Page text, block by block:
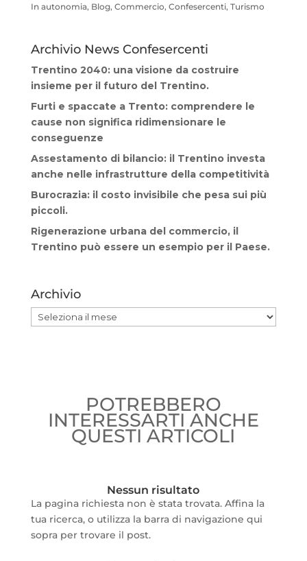
In autonomia, Blog, Commercio, Confesercenti, Turismo
Archivio News Confesercenti
Trentino 2040: una visione da costruire
insieme per il futuro del Trentino.
Furti e spaccate a Trento: comprendere le
cause non significa ridimensionare le
conseguenze
Assestamento di bilancio: il Trentino investa
anche nelle infrastrutture della competitività
Burocrazia: il costo invisibile che pesa sui più
piccoli.
Rigenerazione urbana del commercio, il
Trentino può essere un esempio per il Paese.
Archivio
Archivio
POTREBBERO
INTERESSARTI ANCHE
QUESTI ARTICOLI
Nessun risultato
La pagina richiesta non è stata trovata. Affina la
tua ricerca, o utilizza la barra di navigazione qui
sopra per trovare il post.